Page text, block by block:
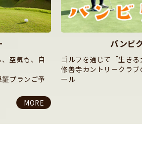
しく学ぶ、
ゴルフスク
GOLF
修善寺CCの宿泊施設に
ルフと対話できる。
それが『修善寺ゴルフキ